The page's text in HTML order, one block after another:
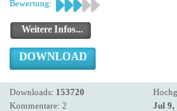
Bewertung:
Weitere Infos...
DOWNLOAD
Downloads: 153720
Kommentare: 2
Jul 9,